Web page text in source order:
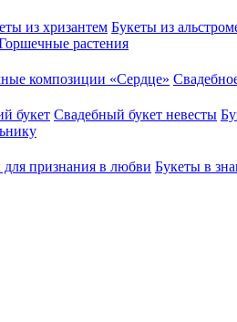
из хризантем Букеты из
растения
композиции «Сердце»
букет Свадебный букет невесты
для признания в любви Букеты в